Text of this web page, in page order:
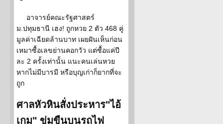
อาจารย์คณะรัฐศาสตร์
ม.ปทุมธานี เฮง! ถูกหวย 2 ตัว 468 คู่
มูลค่าเฉียดล้านบาท เผยฝันเห็นก่อน
เหมาซื้อเลขย่านคอกวัว แต่ซื้อแค่ปี
ละ 2 ครั้งเท่านั้น แนะคนเล่นหวย
หากไม่มีบารมี หรือบุญเก่าก็ยากที่จะ
ถูก
ศาลหัวหินสั่งประหาร"ไอ้
เกม" ข่มขืนบนรถไฟ